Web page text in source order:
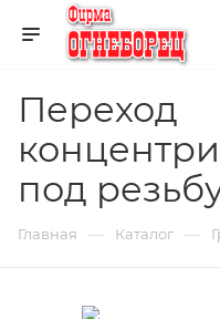
Переход
под
Главная — Каталог —